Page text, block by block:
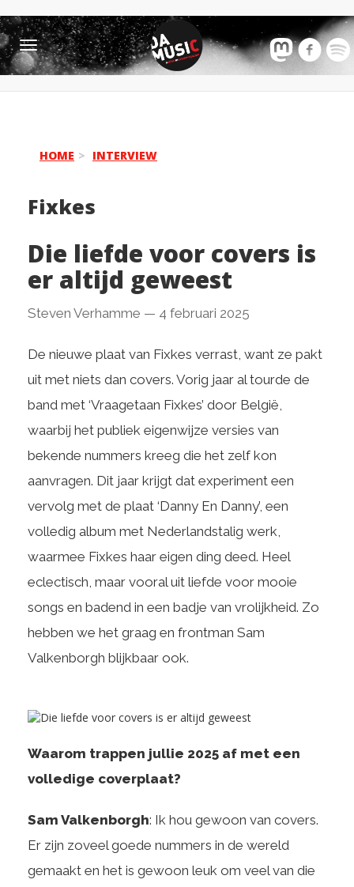
Toggle
navigation
HOME INTERVIEW
Fixkes
Die liefde voor covers is
er altijd geweest
Steven Verhamme — 4 februari 2025
De nieuwe plaat van Fixkes verrast, want ze pakt
uit met niets dan covers. Vorig jaar al tourde de
band met ‘Vraagetaan Fixkes’ door België,
waarbij het publiek eigenwijze versies van
bekende nummers kreeg die het zelf kon
aanvragen. Dit jaar krijgt dat experiment een
vervolg met de plaat ‘Danny En Danny’, een
volledig album met Nederlandstalig werk,
waarmee Fixkes haar eigen ding deed. Heel
eclectisch, maar vooral uit liefde voor mooie
songs en badend in een badje van vrolijkheid. Zo
hebben we het graag en frontman Sam
Valkenborgh blijkbaar ook.
Waarom trappen jullie 2025 af met een
volledige coverplaat?
Sam Valkenborgh: Ik hou gewoon van covers.
Er zijn zoveel goede nummers in de wereld
gemaakt en het is gewoon leuk om veel van die